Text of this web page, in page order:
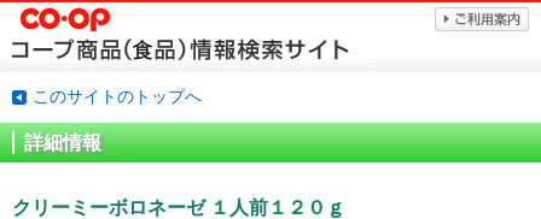
このサイトのトップへ
詳細情報
クリーミーボロネーゼ １人前１２０ｇ